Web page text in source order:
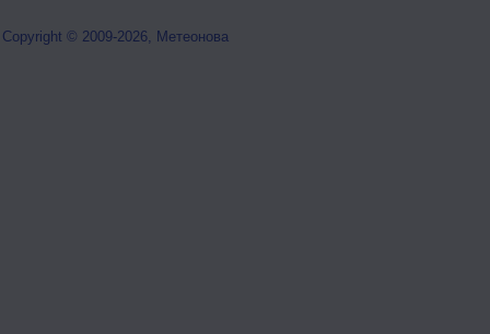
Copyright © 2009-2026, Метеонова